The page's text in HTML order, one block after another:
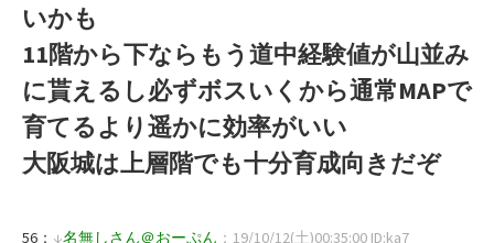
いかも
11階から下ならもう道中経験値が山並み
に貰えるし必ずボスいくから通常MAPで
育てるより遥かに効率がいい
大阪城は上層階でも十分育成向きだぞ
56： ↓名無しさん＠おーぷん ：19/10/12(土)00:35:00 ID:ka7